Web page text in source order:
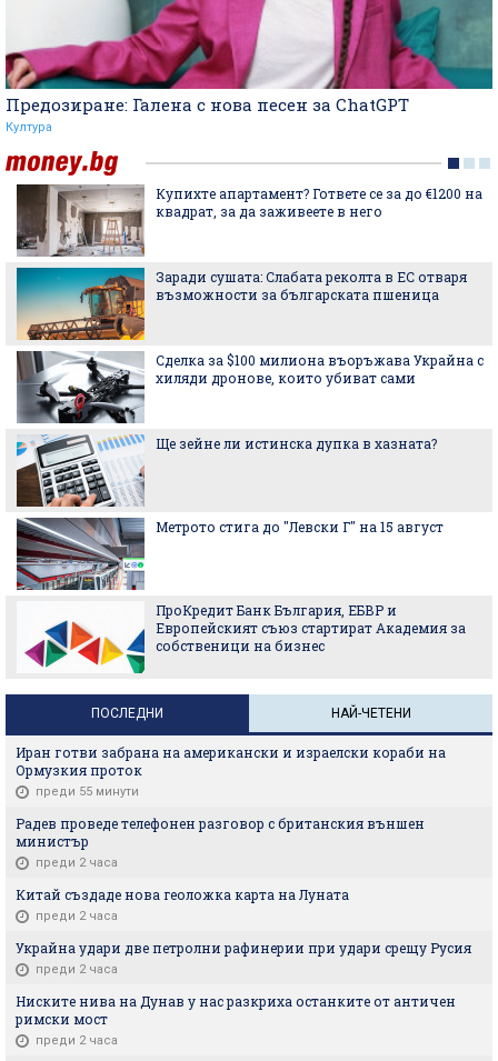
Предозиране: Галена с нова песен за ChatGPT
Култура
Купихте апартамент? Гответе се за до €1200 на
квадрат, за да заживеете в него
Заради сушата: Слабата реколта в ЕС отваря
възможности за българската пшеница
Сделка за $100 милиона въоръжава Украйна с
хиляди дронове, които убиват сами
Ще зейне ли истинска дупка в хазната?
Метрото стига до "Левски Г" на 15 август
ПроКредит Банк България, ЕБВР и
Европейският съюз стартират Академия за
собственици на бизнес
ПОСЛЕДНИ НАЙ-ЧЕТЕНИ
Иран готви забрана на американски и израелски кораби на
Ормузкия проток
преди 55 минути
Радев проведе телефонен разговор с британския външен
министър
преди 2 часа
Китай създаде нова геоложка карта на Луната
преди 2 часа
Украйна удари две петролни рафинерии при удари срещу Русия
преди 2 часа
Ниските нива на Дунав у нас разкриха останките от античен
римски мост
преди 2 часа